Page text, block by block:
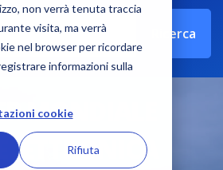
non verrà tenuta traccia
visita, ma verrà
nel browser per ricordare
informazioni sulla
cookie
Rifiuta
Ricerca
MONDIALE